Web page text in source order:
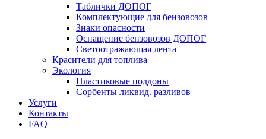
Таблички ДОПОГ
Комплектующие для бензовозов
Знаки опасности
Оснащение бензовозов ДОПОГ
Светоотражающая лента
Красители для топлива
Экология
Пластиковые поддоны
Сорбенты ликвид. разливов
Услуги
Контакты
FAQ